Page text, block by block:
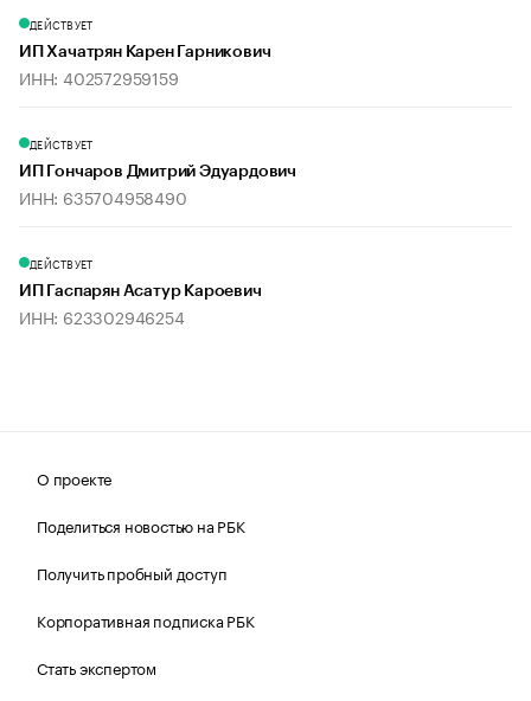
ДЕЙСТВУЕТ
ИП Хачатрян Карен Гарникович
ИНН: 402572959159
ДЕЙСТВУЕТ
ИП Гончаров Дмитрий Эдуардович
ИНН: 635704958490
ДЕЙСТВУЕТ
ИП Гаспарян Асатур Кароевич
ИНН: 623302946254
О проекте
Поделиться новостью на РБК
Получить пробный доступ
Корпоративная подписка РБК
Стать экспертом